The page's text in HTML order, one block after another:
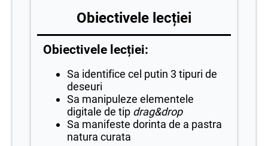
Obiectivele lecției
Obiectivele lecției:
Sa identifice cel putin 3 tipuri de
deseuri
Sa manipuleze elementele
digitale de tip drag&drop
Sa manifeste dorinta de a pastra
natura curata